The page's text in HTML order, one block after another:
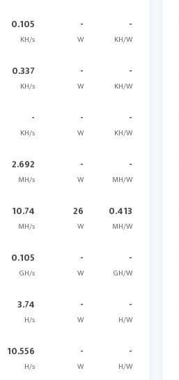
0.105
KH/s
-
W
-
KH/W
0.337
KH/s
-
W
-
KH/W
-
KH/s
-
W
-
KH/W
2.692
MH/s
-
W
-
MH/W
10.74
MH/s
26
W
0.413
MH/W
0.105
GH/s
-
W
-
GH/W
3.74
H/s
-
W
-
H/W
10.556
H/s
-
W
-
H/W